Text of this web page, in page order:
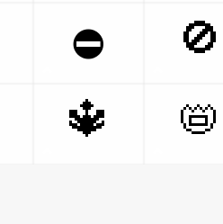
⛔ 🚫
🔱 📛